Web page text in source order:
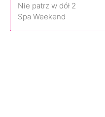
Nie patrz w dół 2
Spa Weekend